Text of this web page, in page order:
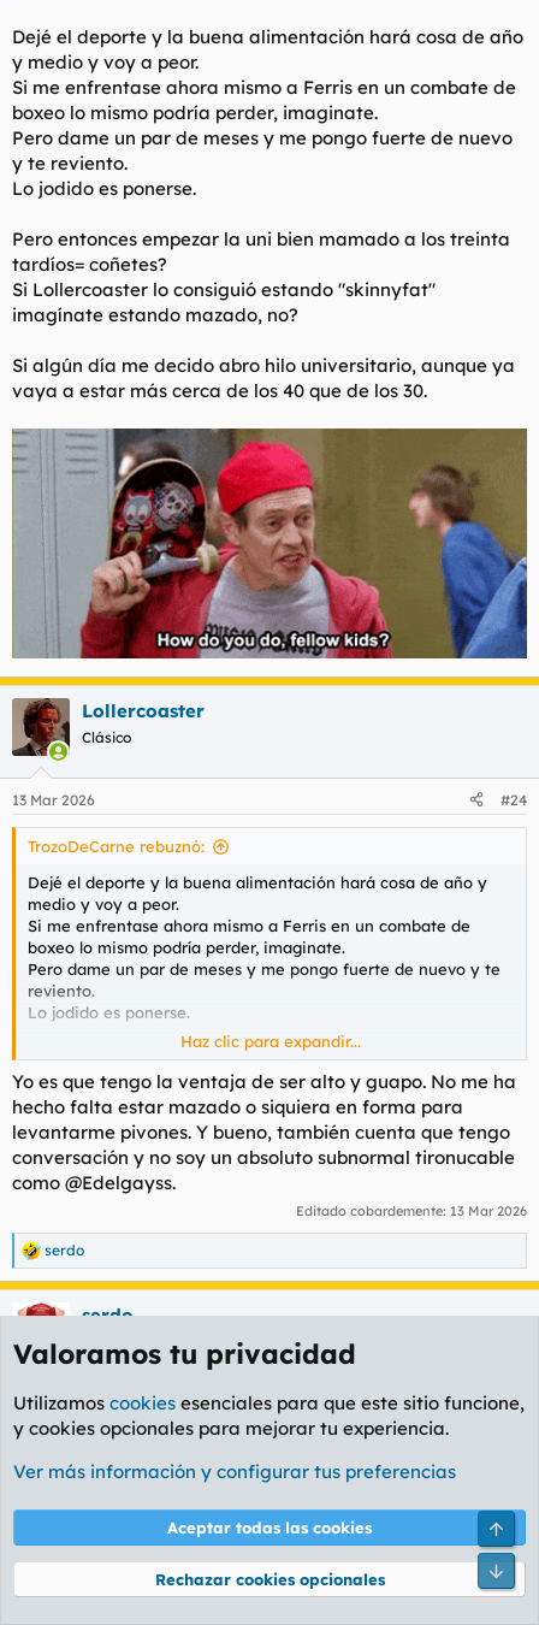
Dejé el deporte y la buena alimentación hará cosa de año
y medio y voy a peor.
Si me enfrentase ahora mismo a Ferris en un combate de
boxeo lo mismo podría perder, imaginate.
Pero dame un par de meses y me pongo fuerte de nuevo
y te reviento.
Lo jodido es ponerse.
Pero entonces empezar la uni bien mamado a los treinta
tardíos= coñetes?
Si Lollercoaster lo consiguió estando "skinnyfat"
imagínate estando mazado, no?
Si algún día me decido abro hilo universitario, aunque ya
vaya a estar más cerca de los 40 que de los 30.
Lollercoaster
Clásico
13 Mar 2026 #24
TrozoDeCarne rebuznó:
Dejé el deporte y la buena alimentación hará cosa de año y
medio y voy a peor.
Si me enfrentase ahora mismo a Ferris en un combate de
boxeo lo mismo podría perder, imaginate.
Pero dame un par de meses y me pongo fuerte de nuevo y te
reviento.
Lo jodido es ponerse.
Pero entonces empezar la uni bien mamado a los treinta
tardíos= coñetes?
Si Lollercoaster lo consiguió estando "skinnyfat" imagínate
estando mazado, no?
Si algún día me decido abro hilo universitario, aunque ya vaya
a estar más cerca de los 40 que de los 30.
Haz clic para expandir...
Yo es que tengo la ventaja de ser alto y guapo. No me ha
hecho falta estar mazado o siquiera en forma para
levantarme pivones. Y bueno, también cuenta que tengo
conversación y no soy un absoluto subnormal tironucable
como @Edelgayss.
Editado cobardemente: 13 Mar 2026
R
e
a
c
i
n
e
s
serdo
serdo
Forero de mierda
13 Mar 2026 #25
Yo es que tengo la ventaja de ser alto y guapo. No me ha
hecho falta estar mazado o siquiera en forma para levantarme
pivones. Y bueno, también cuenta que tengo conversación y
no soy un absoluto subnormal tironucable como @Edelgayss.
Valoramos tu privacidad
Utilizamos cookies esenciales para que este sitio funcione,
y cookies opcionales para mejorar tu experiencia.
Ver más información y configurar tus preferencias
Aceptar todas las cookies
Rechazar cookies opcionales
Pie